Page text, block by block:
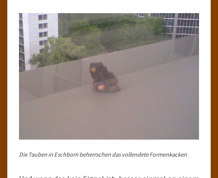
Die Tauben in Eschborn beherrschen das vollendete Formenkacken